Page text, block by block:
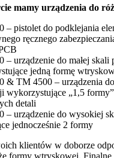
mamy urządzenia do
– pistolet do podklejania
ręcznego
– urządzenie do małej skali
jedną formę
& TM 4500 – urządzenia
wykorzystujące „1,5
detali
– urządzenie do wysokiej
jednocześnie 2 formy
klientów w doborze
formy wtryskowej. Finalne